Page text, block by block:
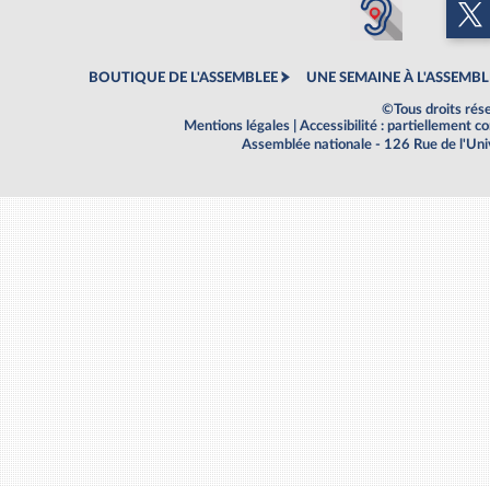
BOUTIQUE DE L'ASSEMBLEE UNE SEMAINE À
©Tous droits
Mentions légales
Accessibilité : partiellement
Assemblée nationale - 126 Rue de